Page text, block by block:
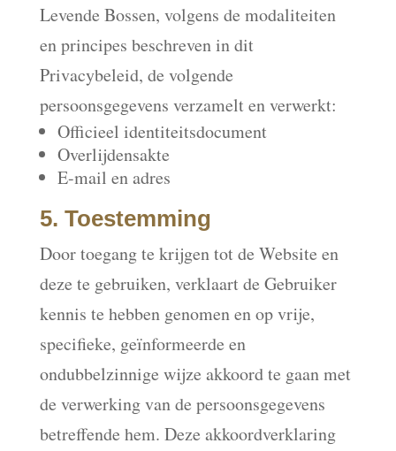
Levende Bossen, volgens de modaliteiten
en principes beschreven in dit
Privacybeleid, de volgende
persoonsgegevens verzamelt en verwerkt:
Officieel identiteitsdocument
Overlijdensakte
E-mail en adres
5. Toestemming
Door toegang te krijgen tot de Website en
deze te gebruiken, verklaart de Gebruiker
kennis te hebben genomen en op vrije,
specifieke, geïnformeerde en
ondubbelzinnige wijze akkoord te gaan met
de verwerking van de persoonsgegevens
betreffende hem. Deze akkoordverklaring